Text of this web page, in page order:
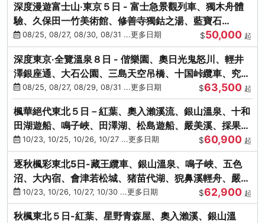
深度漫遊富士山‧東京５日 - 富士急景觀列車、獨木舟體
驗、久保田一竹美術館、修善寺獨鈷之湯、藍寶石
SAPHIR踴子號
08/25, 08/27, 08/30, 08/31 ...更多日期 $50,000 起
深度東京‧全覽溫泉８日 - 偕樂園、奧日光鬼怒川、輕井
澤銀座通、大石公園、三島天空吊橋、十国峠纜車、究極
海鮮食べ放題
08/25, 08/27, 08/29, 08/31 ...更多日期 $63,500 起
楓華絕代東北５日－紅葉、奧入瀨溪流、銀山溫泉、十和
田湖遊船、鳴子峽、田澤湖、松島遊船、嚴美溪、採果烤
牡蠣10/23, 10/25, 10/26, 10/27 ...更多日期 $60,900 起
逐秋楓彩東北5日-藏王纜車、銀山溫泉、鳴子峽、五色
沼、大內宿、會津若松城、猪苗代湖、猊鼻溪輕舟、嚴美
溪、松島海灣遊船
10/23, 10/26, 10/27, 10/30 ...更多日期 $62,900 起
秋楓東北５日-紅葉、星野青森屋、奧入瀨溪、銀山溫